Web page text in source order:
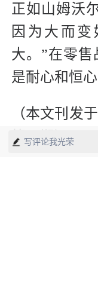
正如山姆沃
因为大而
大。”在零
是耐心和恒心
（本文刊发
第19期）
写评论我光荣